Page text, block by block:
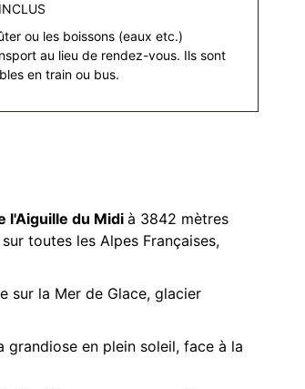
ou les boissons (eaux etc.)
au lieu de rendez-vous. Ils sont
en train ou bus.
l'Aiguille du Midi à 3842 mètres
toutes les Alpes Françaises,
sur la Mer de Glace, glacier
grandiose en plein soleil, face à la